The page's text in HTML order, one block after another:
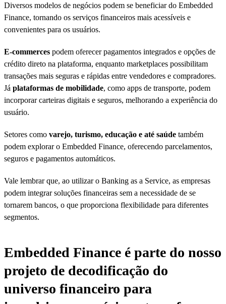
Diversos modelos de negócios podem se beneficiar do Embedded
Finance, tornando os serviços financeiros mais acessíveis e
convenientes para os usuários.
E-commerces podem oferecer pagamentos integrados e opções de
crédito direto na plataforma, enquanto marketplaces possibilitam
transações mais seguras e rápidas entre vendedores e compradores.
Já plataformas de mobilidade, como apps de transporte, podem
incorporar carteiras digitais e seguros, melhorando a experiência do
usuário.
Setores como varejo, turismo, educação e até saúde também
podem explorar o Embedded Finance, oferecendo parcelamentos,
seguros e pagamentos automáticos.
Vale lembrar que, ao utilizar o Banking as a Service, as empresas
podem integrar soluções financeiras sem a necessidade de se
tornarem bancos, o que proporciona flexibilidade para diferentes
segmentos.
Embedded Finance é parte do nosso
projeto de decodificação do
universo financeiro para